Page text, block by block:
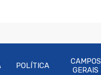
POLÍTICA
CAMPOS
GERAIS